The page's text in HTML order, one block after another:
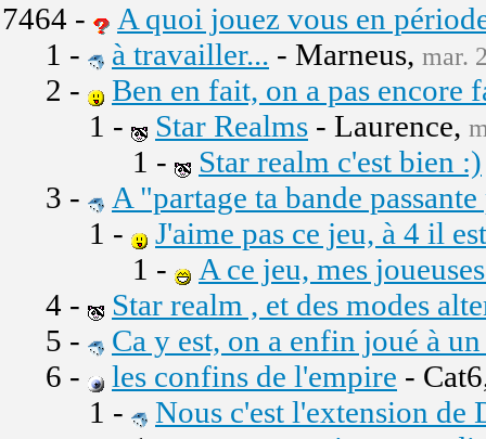
7464 -
A quoi jouez vous en
1 -
à travailler... - Marneus, mar.
2 -
Ben en fait, on a pas encore
1 -
Star Realms - Laurence,
1 - Star realm c'est bien :)
3 -
A "partage ta bande
1 -
J'aime pas ce jeu, à 4 il
1 -
A ce jeu, mes
4 -
Star realm , et des modes
5 -
Ca y est, on a enfin joué à
6 -
les confins de l'empire -
1 -
Nous c'est l'extension de